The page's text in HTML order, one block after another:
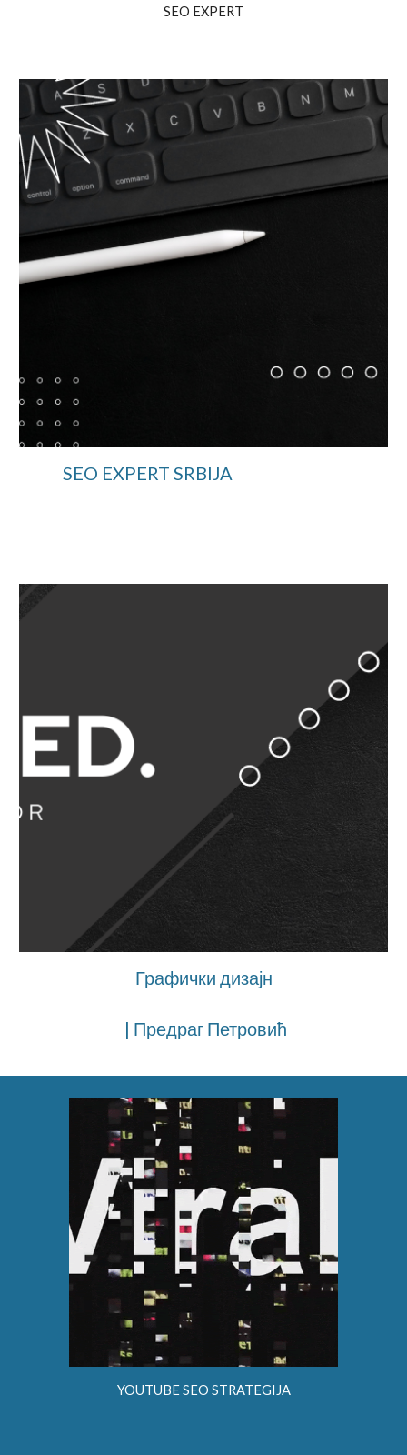
SEO EXPERT
SEO EXPERT SRBIJA
Графички дизајн
| Предраг Петровић
YOUTUBE SEO STRATEGIJA